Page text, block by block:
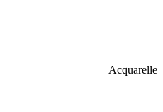
Acquarelle